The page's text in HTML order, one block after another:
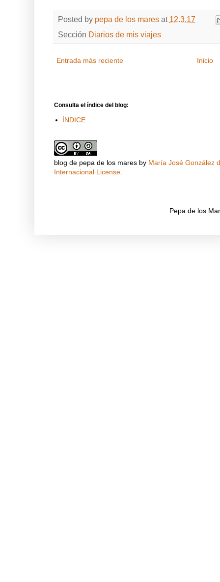
Posted by pepa de los mares at 12.3.17
Sección Diarios de mis viajes
Entrada más reciente Inicio
Consulta el índice del blog:
ÍNDICE
blog de pepa de los mares by María José González
Internacional License
Pepa de los